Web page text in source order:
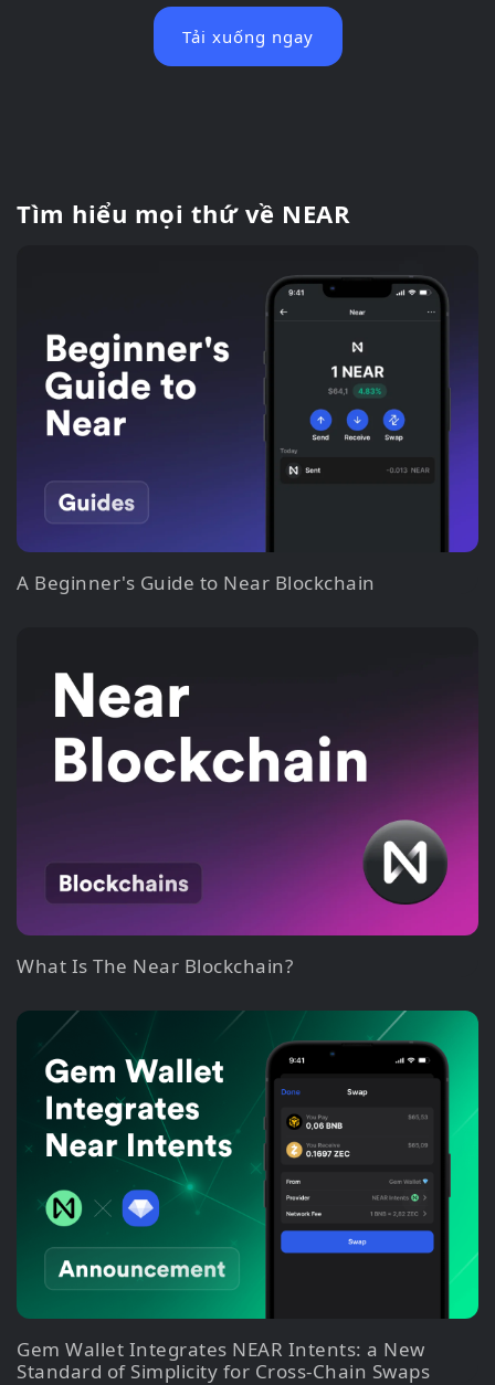
Tải xuống ngay
Tìm hiểu mọi thứ về NEAR
A Beginner's Guide to Near Blockchain
What Is The Near Blockchain?
Gem Wallet Integrates NEAR Intents: a New
Standard of Simplicity for Cross-Chain Swaps